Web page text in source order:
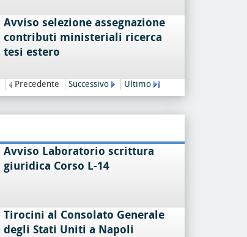
Avviso selezione assegnazione
contributi ministeriali ricerca
tesi estero
Precedente Successivo Ultimo
Avviso Laboratorio scrittura
giuridica Corso L-14
Tirocini al Consolato Generale
degli Stati Uniti a Napoli